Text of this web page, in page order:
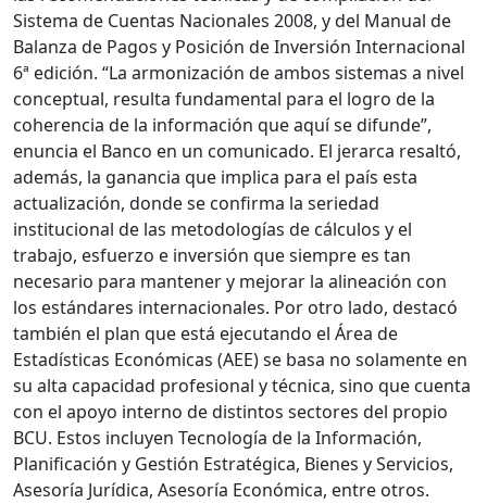
Sistema de Cuentas Nacionales 2008, y del Manual de
Balanza de Pagos y Posición de Inversión Internacional
6ª edición. “La armonización de ambos sistemas a nivel
conceptual, resulta fundamental para el logro de la
coherencia de la información que aquí se difunde”,
enuncia el Banco en un comunicado. El jerarca resaltó,
además, la ganancia que implica para el país esta
actualización, donde se confirma la seriedad
institucional de las metodologías de cálculos y el
trabajo, esfuerzo e inversión que siempre es tan
necesario para mantener y mejorar la alineación con
los estándares internacionales. Por otro lado, destacó
también el plan que está ejecutando el Área de
Estadísticas Económicas (AEE) se basa no solamente en
su alta capacidad profesional y técnica, sino que cuenta
con el apoyo interno de distintos sectores del propio
BCU. Estos incluyen Tecnología de la Información,
Planificación y Gestión Estratégica, Bienes y Servicios,
Asesoría Jurídica, Asesoría Económica, entre otros.